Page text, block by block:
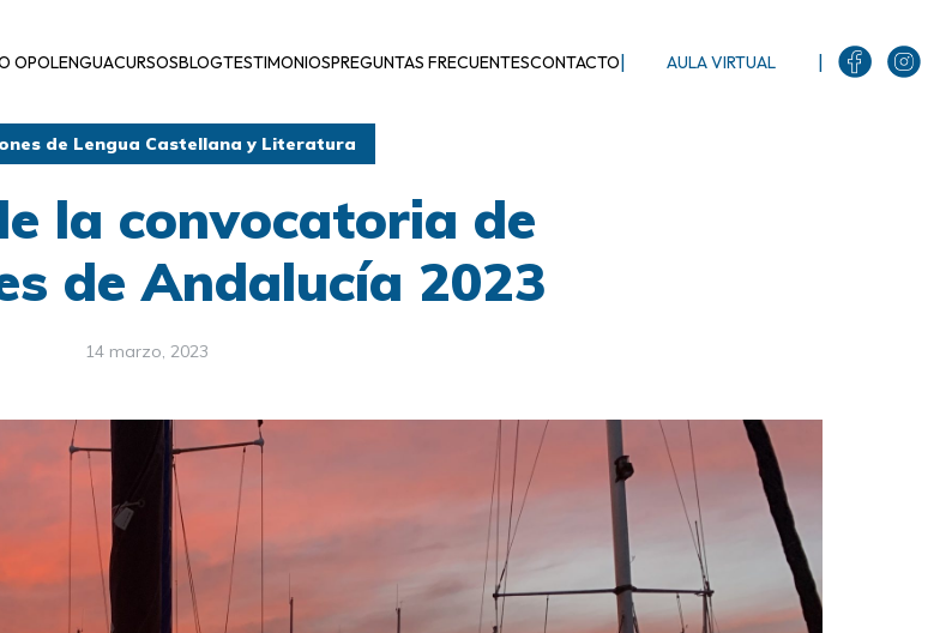
OPOLENGUACURSOSBLOGTESTIMONIOSPREGUNTAS FRECUENTESCONTACTO| AULA VIRTUAL |
de Lengua Castellana y Literatura
la convocatoria de
de Andalucía 2023
14 marzo, 2023